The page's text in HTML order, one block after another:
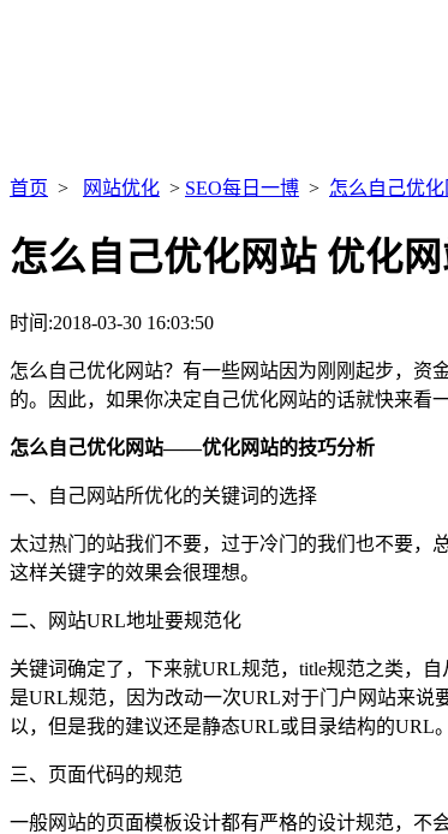
首页 > 网站优化 > SEO每日一博 > 怎么自己优
怎么自己优化网站 优化
时间:2018-03-30 16:03:50
怎么自己优化网站？有一些网站因为刚刚起步，资
的。因此，如果你决定自己优化网站的话就快来看
怎么自己优化网站——优化网站的技巧分析
一、自己网站所优化的关键词的选择
太过热门的站我们不要，过于冷门的我们也不要，
这样关键字的效果会很理想。
二、网站URL地址要规范化
关键词确定了，下来就URL规范，title规范之类，
是URL规范，因为改动一次URL对于门户网站来
以，但是我的建议还是静态URL或目录结构的URL。
三、页面代码的规范
一般网站的页面模板设计都有严格的设计规范，不